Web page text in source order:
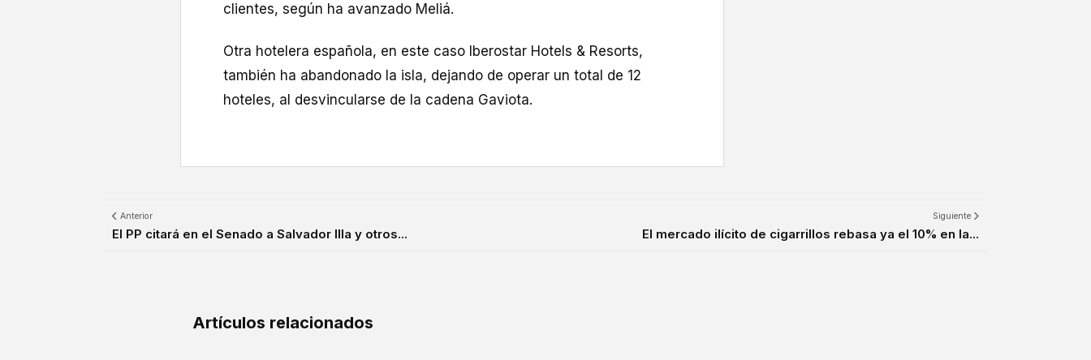
clientes, según ha avanzado Meliá.
Otra hotelera española, en este caso Iberostar Hotels & Resorts,
también ha abandonado la isla, dejando de operar un total de 12
hoteles, al desvincularse de la cadena Gaviota.
Anterior
El PP citará en el Senado a Salvador Illa y otros...
Siguiente
El mercado ilícito de cigarrillos rebasa ya el 10% en la...
Artículos relacionados